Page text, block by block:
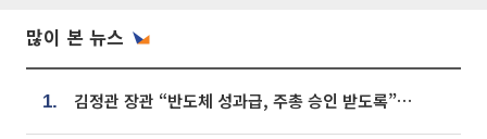
많이 본 뉴스
1. 김정관 장관 “반도체 성과급, 주총 승인 받도록”…상법·자본시장법 개정 시사